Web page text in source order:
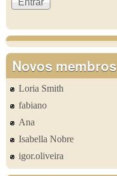
Novos membros
Loria Smith
fabiano
Ana
Isabella Nobre
igor.oliveira